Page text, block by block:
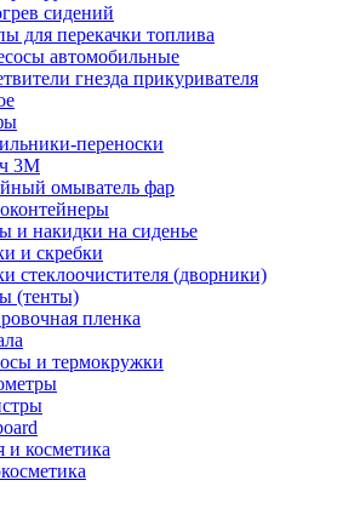
сидений
для перекачки топлива
автомобильные
гнезда прикуривателя
переноски
3М
омыватель фар
и накидки на сиденье
и скребки
стеклоочистителя (дворники)
(тенты)
пленка
и термокружки
и косметика